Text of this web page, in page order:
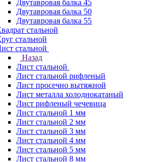
Двутавровая балка 45
Двутавровая балка 50
Двутавровая балка 55
стальной
стальной
стальной
Назад
Лист стальной
Лист стальной рифленый
Лист просечно вытяжной
Лист металла холоднокатаный
Лист рифленый чечевица
Лист стальной 1 мм
Лист стальной 2 мм
Лист стальной 3 мм
Лист стальной 4 мм
Лист стальной 5 мм
Лист стальной 8 мм